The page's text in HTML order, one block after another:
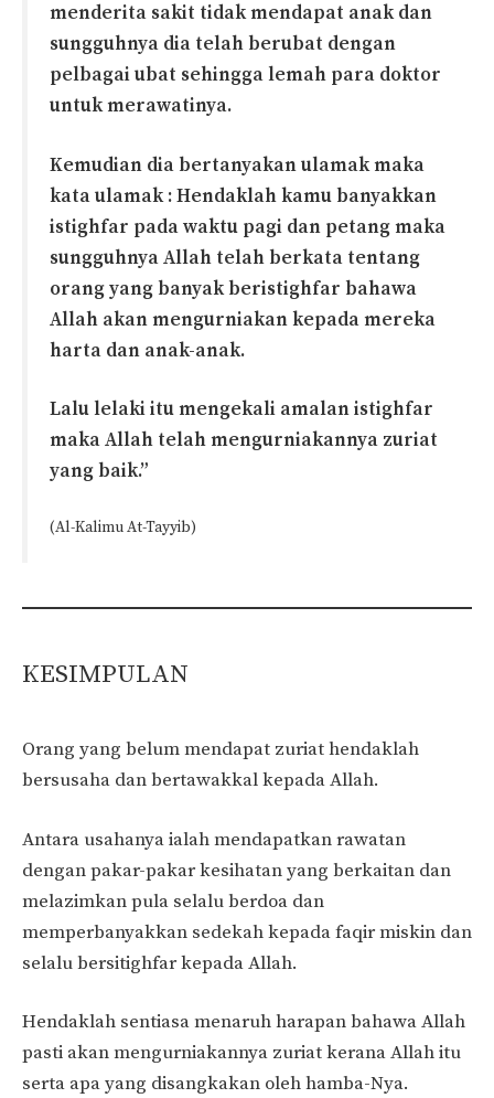
menderita sakit tidak mendapat anak dan
sungguhnya dia telah berubat dengan
pelbagai ubat sehingga lemah para doktor
untuk merawatinya.
Kemudian dia bertanyakan ulamak maka
kata ulamak : Hendaklah kamu banyakkan
istighfar pada waktu pagi dan petang maka
sungguhnya Allah telah berkata tentang
orang yang banyak beristighfar bahawa
Allah akan mengurniakan kepada mereka
harta dan anak-anak.
Lalu lelaki itu mengekali amalan istighfar
maka Allah telah mengurniakannya zuriat
yang baik.”
(Al-Kalimu At-Tayyib)
KESIMPULAN
Orang yang belum mendapat zuriat hendaklah
bersusaha dan bertawakkal kepada Allah.
Antara usahanya ialah mendapatkan rawatan
dengan pakar-pakar kesihatan yang berkaitan dan
melazimkan pula selalu berdoa dan
memperbanyakkan sedekah kepada faqir miskin dan
selalu bersitighfar kepada Allah.
Hendaklah sentiasa menaruh harapan bahawa Allah
pasti akan mengurniakannya zuriat kerana Allah itu
serta apa yang disangkakan oleh hamba-Nya.